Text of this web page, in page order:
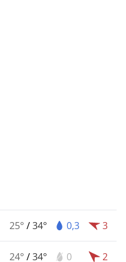
25° /34° 0,3 3
24° /34° 0 2